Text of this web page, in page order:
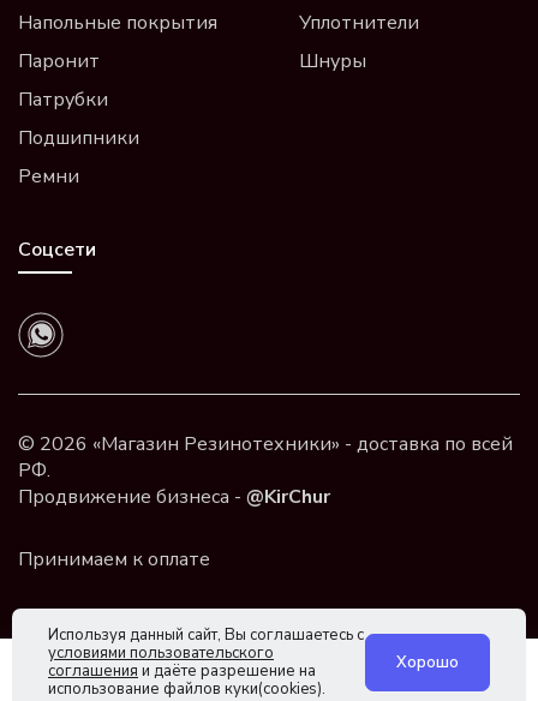
Напольные покрытия
Паронит
Патрубки
Подшипники
Ремни
Уплотнители
Шнуры
Соцсети
© 2026 «Магазин Резинотехники» - доставка по всей
РФ.
Продвижение бизнеса - @KirChur
Используя данный сайт, Вы соглашаетесь с
условиями пользовательского
соглашения и даёте разрешение на
использование файлов куки(cookies).
Хорошо